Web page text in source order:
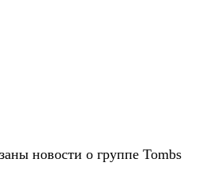
новости о группе Tombs